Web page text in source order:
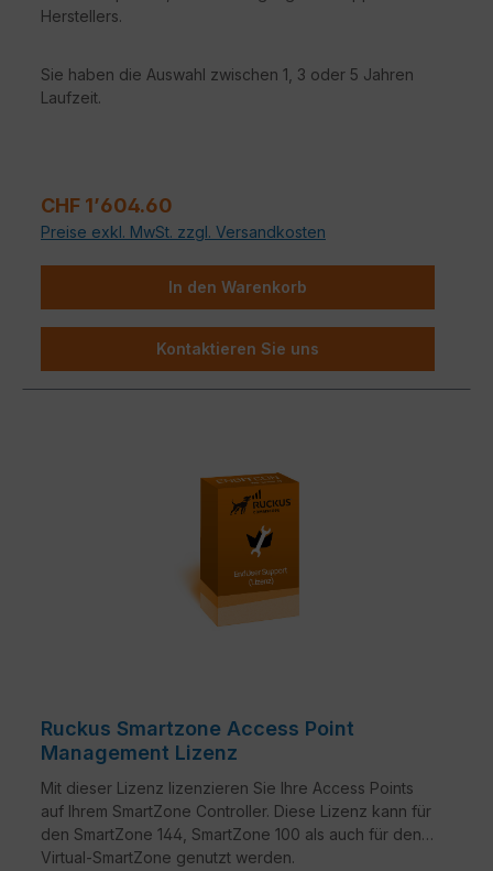
Herstellers.
Sie haben die Auswahl zwischen 1, 3 oder 5 Jahren
Laufzeit.
Verkaufspreis:
CHF 1’604.60
Preise exkl. MwSt. zzgl. Versandkosten
In den Warenkorb
Kontaktieren Sie uns
Ruckus Smartzone Access Point
Management Lizenz
Mit dieser Lizenz lizenzieren Sie Ihre Access Points
auf Ihrem SmartZone Controller. Diese Lizenz kann für
den SmartZone 144, SmartZone 100 als auch für den
Virtual-SmartZone genutzt werden.